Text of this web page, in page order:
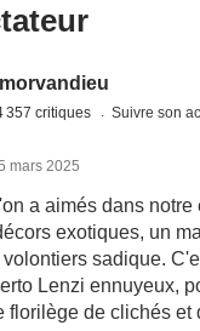
357 critiques Suivre son
mars 2025
a aimés dans
exotiques, un
sadique.
Lenzi ennuyeux,
florilège de clichés et